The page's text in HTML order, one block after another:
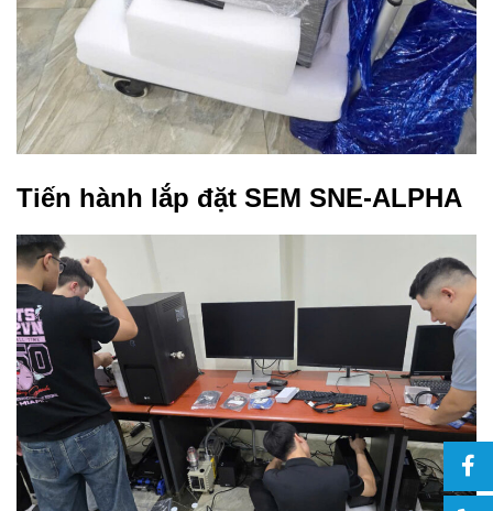
Tiến hành lắp đặt SEM SNE-ALPHA